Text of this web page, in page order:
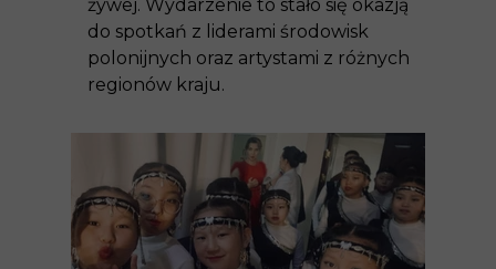
żywej. Wydarzenie to stało się okazją
do spotkań z liderami środowisk
polonijnych oraz artystami z różnych
regionów kraju.